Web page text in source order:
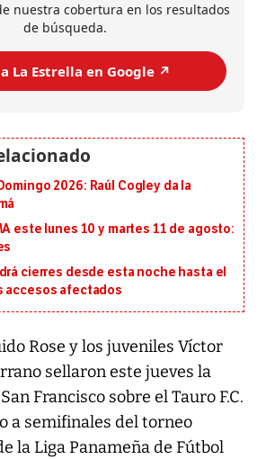
nuestra cobertura en los resultados
de búsqueda.
La Estrella en Google ↗️
2026: Raúl Cogley da la
este lunes 10 y martes 11 de agosto:
cierres desde esta noche hasta el
accesos afectados
Rose y los juveniles Víctor
sellaron este jueves la
Francisco sobre el Tauro F.C.
a semifinales del torneo
la Liga Panameña de Fútbol